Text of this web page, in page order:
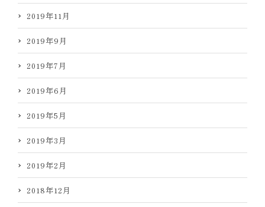
2019年11月
2019年9月
2019年7月
2019年6月
2019年5月
2019年3月
2019年2月
2018年12月